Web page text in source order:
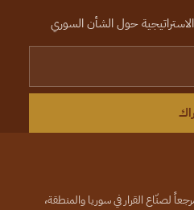
حول الشأن السوري
لصنّاع القرار في سوريا والمنطقة،